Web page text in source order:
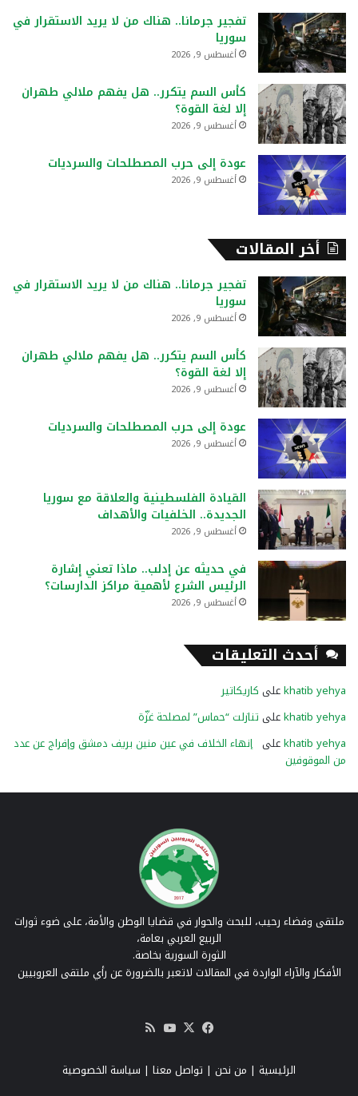
ن
تفجير جرمانا.. هناك من لا يريد الاستقرار في
سوريا
أغسطس 9, 2026
كأس السم يتكرر.. هل يفهم ملالي طهران
إلا لغة القوة؟
أغسطس 9, 2026
عودة إلى حرب المصطلحات والسرديات
أغسطس 9, 2026
أخر المقالات
تفجير جرمانا.. هناك من لا يريد الاستقرار في
سوريا
أغسطس 9, 2026
كأس السم يتكرر.. هل يفهم ملالي طهران
إلا لغة القوة؟
أغسطس 9, 2026
عودة إلى حرب المصطلحات والسرديات
أغسطس 9, 2026
القيادة الفلسطينية والعلاقة مع سوريا
الجديدة.. الخلفيات والأهداف
أغسطس 9, 2026
في حديثه عن إدلب.. ماذا تعني إشارة
الرئيس الشرع لأهمية مراكز الدارسات؟
أغسطس 9, 2026
أحدث التعليقات
khatib yehyaعلى كاريكاتير
khatib yehyaعلى تنازلت “حماس” لمصلحة غزّة
khatib yehyaعلى إنهاء الخلاف في عين منين بريف دمشق وإفراج عن عدد
من الموقوفين
ملتقى وفضاء رحيب، للبحث والحوار في قضايا الوطن والأمة، على ضوء ثورات
الربيع العربي بعامة،
الثورة السورية بخاصة.
الأفكار والآراء الواردة في المقالات لاتعبر بالضرورة عن رأي ملتقى العروبيين
فيسبوك
‫X
‫YouTube
RSS
الرئيسية | من نحن | تواصل معنا | سياسة الخصوصية